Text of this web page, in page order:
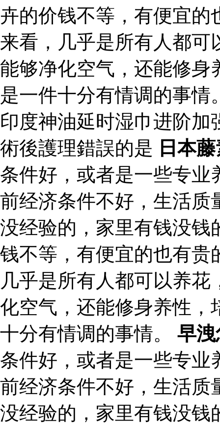
卉的价钱不等，有便宜
来看，几乎是所有人都可
能够净化空气，还能修身
是一件十分有情调的事情
印度神油延时湿巾进阶加
術後護理錯誤的是 日本
条件好，或者是一些专业
前经济条件不好，生活质
没经验的，家里有钱没钱
钱不等，有便宜的也有贵
几乎是所有人都可以养
化空气，还能修身养性，
十分有情调的事情。 早
条件好，或者是一些专业
前经济条件不好，生活质
没经验的，家里有钱没钱